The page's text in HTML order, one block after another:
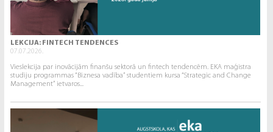
LEKCIJA: FINTECH TENDENCES
07.07.2026.
Vieslekcija par inovācijām finanšu sektorā un fintech tendencēm. EKA maģistra
studiju programmas “Biznesa vadība” studentiem kursa “Strategic and Change
Management” ietvaros...